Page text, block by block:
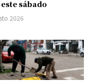
sábado
2026